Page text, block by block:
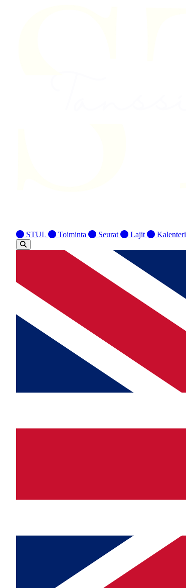
STUL Toiminta Seurat Lajit Kalenteri